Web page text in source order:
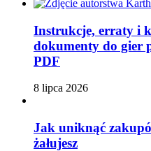
Instrukcje, erraty i
dokumenty do gier
PDF
8 lipca 2026
Jak uniknąć
żałujesz